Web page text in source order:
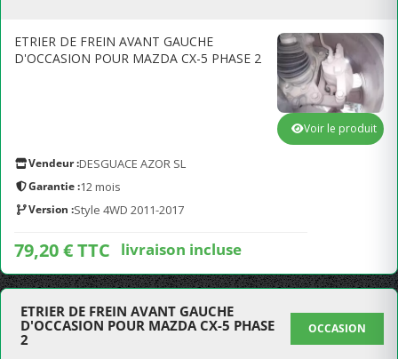
ETRIER DE FREIN AVANT GAUCHE
D'OCCASION POUR MAZDA CX-5 PHASE 2
Vendeur :DESGUACE AZOR SL
Garantie :12 mois
Version :Style 4WD 2011-2017
79,20 € TTC livraison incluse
Voir le produit
ETRIER DE FREIN AVANT GAUCHE
D'OCCASION POUR MAZDA CX-5 PHASE
2
OCCASION